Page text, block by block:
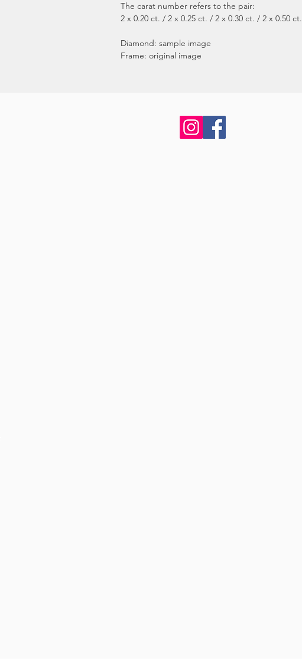
The carat number refers to the pair:
2 x 0.20 ct. / 2 x 0.25 ct. / 2 x 0.30 ct. / 2 x 0.50 ct.
Diamond: sample image
Frame: original image